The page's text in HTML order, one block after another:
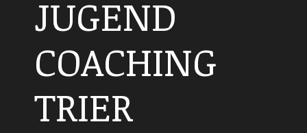
JUGEND
COACHING
TRIER